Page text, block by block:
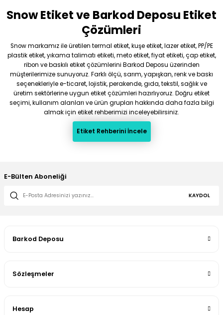
Gönder
Snow Etiket ve Barkod Deposu Etiket
Çözümleri
Snow markamız ile üretilen termal etiket, kuşe etiket, lazer etiket, PP/PE
plastik etiket, yıkama talimatı etiketi, meto etiket, fiyat etiketi, çap etiket,
ribon ve baskılı etiket çözümlerini Barkod Deposu üzerinden
müşterilerimize sunuyoruz. Farklı ölçü, sarım, yapışkan, renk ve baskı
seçenekleriyle e-ticaret, lojistik, perakende, gıda, tekstil, sağlık ve
üretim sektörlerine uygun etiket çözümleri hazırlıyoruz. Doğru etiket
seçimi, kullanım alanları ve ürün grupları hakkında daha fazla bilgi
almak için etiket rehberimizi inceleyebilirsiniz.
Etiket Rehberini İncele
E-Bülten Aboneliği
KAYDOL
Barkod Deposu
Sözleşmeler
Hesap